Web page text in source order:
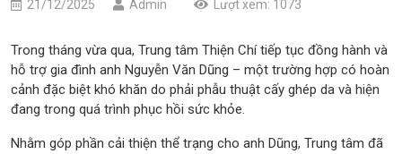
21/12/2025 Admin Lượt xem: 1073
Trong tháng vừa qua, Trung tâm Thiện Chí tiếp tục đồng hành và
hỗ trợ gia đình anh Nguyễn Văn Dũng – một trường hợp có hoàn
cảnh đặc biệt khó khăn do phải phẫu thuật cấy ghép da và hiện
đang trong quá trình phục hồi sức khỏe.
Nhằm góp phần cải thiện thể trạng cho anh Dũng, Trung tâm đã